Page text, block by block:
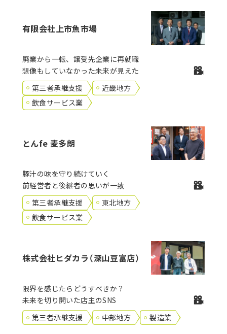
有限会社上市魚市場
廃業から一転、譲受先企業に再就職
想像もしていなかった未来が見えた
第三者承継支援
近畿地方
飲食サービス業
とんfe 麦多朗
豚汁の味を守り続けていく
前経営者と後継者の思いが一致
第三者承継支援
東北地方
飲食サービス業
株式会社ヒダカラ（深山豆富店）
限界を感じたらどうすべきか？
未来を切り開いた店主のSNS
第三者承継支援
中部地方 製造業